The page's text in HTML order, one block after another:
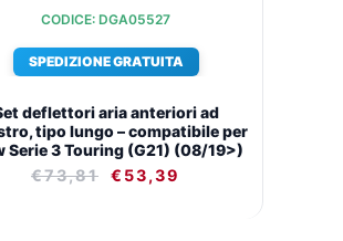
CODICE: DGA05527
SPEDIZIONE GRATUITA
deflettori aria anteriori ad
tipo lungo – compatibile per
Serie 3 Touring (G21) (08/19>)
€73,81 € 53,39